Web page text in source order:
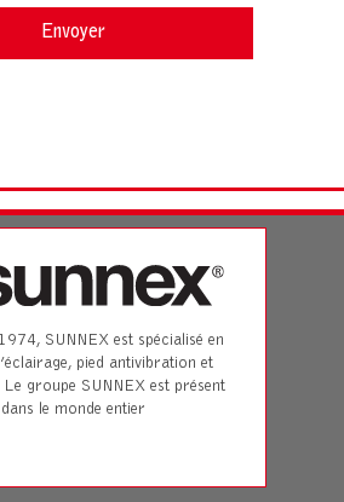
SUNNEX est spécialisé en
pied antivibration et
groupe SUNNEX est présent
dans le monde entier